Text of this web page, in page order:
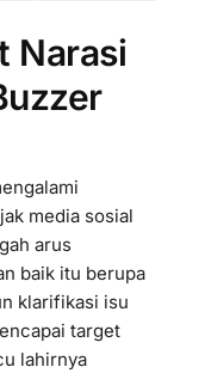
Narasi
media sosial
arus
baik itu berupa
klarifikasi isu
target
lahirnya